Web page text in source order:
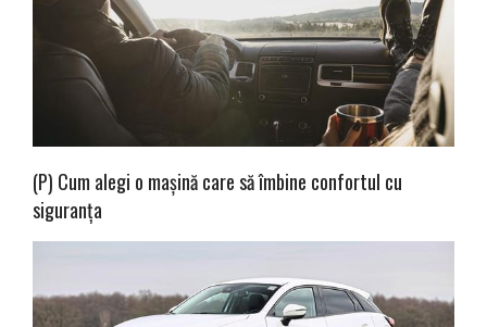
(P) Cum alegi o mașină care să îmbine confortul cu
siguranța